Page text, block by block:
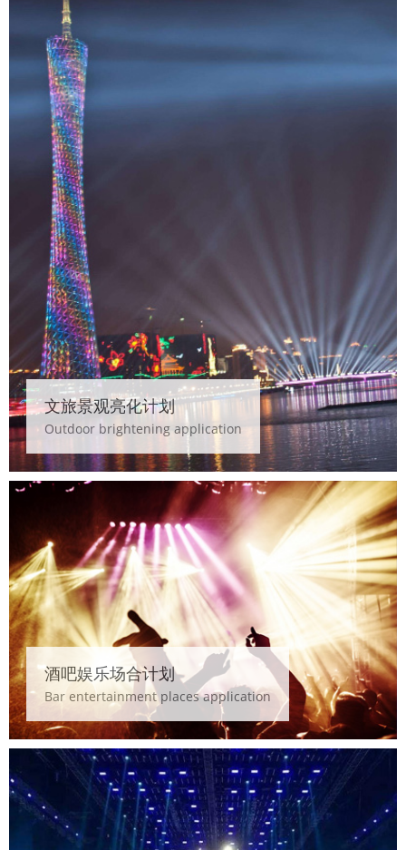
文旅景观亮化计划
Outdoor brightening application
酒吧娱乐场合计划
Bar entertainment places application